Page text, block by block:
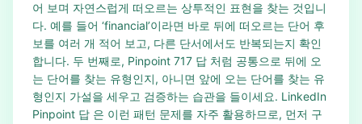
어 보며 자연스럽게 떠오르는 상투적인 표현을 찾는 것입니
다. 예를 들어 ‘financial’이라면 바로 뒤에 떠오르는 단어 후
보를 여러 개 적어 보고, 다른 단서에서도 반복되는지 확인
합니다. 두 번째로, Pinpoint 717 답 처럼 공통으로 뒤에 오
는 단어를 찾는 유형인지, 아니면 앞에 오는 단어를 찾는 유
형인지 가설을 세우고 검증하는 습관을 들이세요. LinkedIn
Pinpoint 답 은 이런 패턴 문제를 자주 활용하므로, 먼저 구